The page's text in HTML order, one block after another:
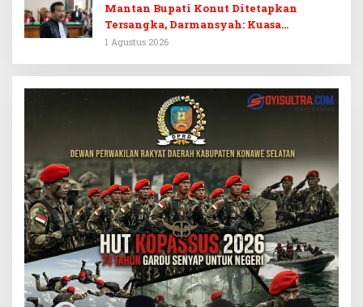
Mantan Bupati Konut Ditetapkan
Tersangka, Darmansyah: Kuasa
Hukumnya Diduga Kebingungan
1 Agustus 2026